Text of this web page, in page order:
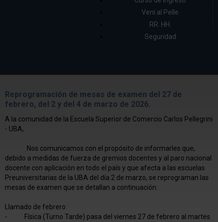
Vení al Pelle
RR. HH.
Seguridad
Reprogramación de mesas de examen del 27 de
febrero, del 2 y del 4 de marzo de 2026.
A la comunidad de la Escuela Superior de Comercio Carlos Pellegrini
- UBA,
Nos comunicamos con el propósito de informarles que,
debido a medidas de fuerza de gremios docentes y al paro nacional
docente con aplicación en todo el país y que afecta a las escuelas
Preuniversitarias de la UBA del día 2 de marzo, se reprograman las
mesas de examen que se detallan a continuación:
Llamado de febrero:
- Física (Turno Tarde) pasa del viernes 27 de febrero al martes